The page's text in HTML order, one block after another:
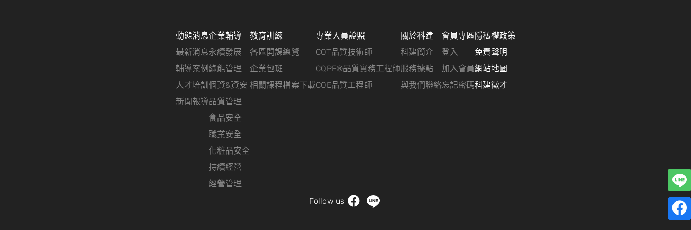
動態消息
最新消息
輔導案例
人才培訓
新聞報導
企業輔導
永續發展
綠能管理
個資&資安
品質管理
食品安全
職業安全
化粧品安全
持續經營
經營管理
教育訓練
各區開課總覽
企業包班
相關課程檔案下載
專業人員證照
CQT品質技術師
CQPE®品質實務工程師
CQE品質工程師
關於科建
科建簡介
服務據點
與我們聯絡
會員專區
登入
加入會員
忘記密碼
隱私權政策
免責聲明
網站地圖
科建徵才
Follow us